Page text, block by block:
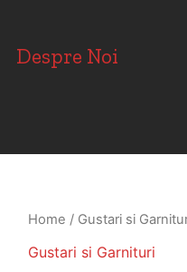
Despre Noi
Home / Gustari si
Gustari si Garnituri